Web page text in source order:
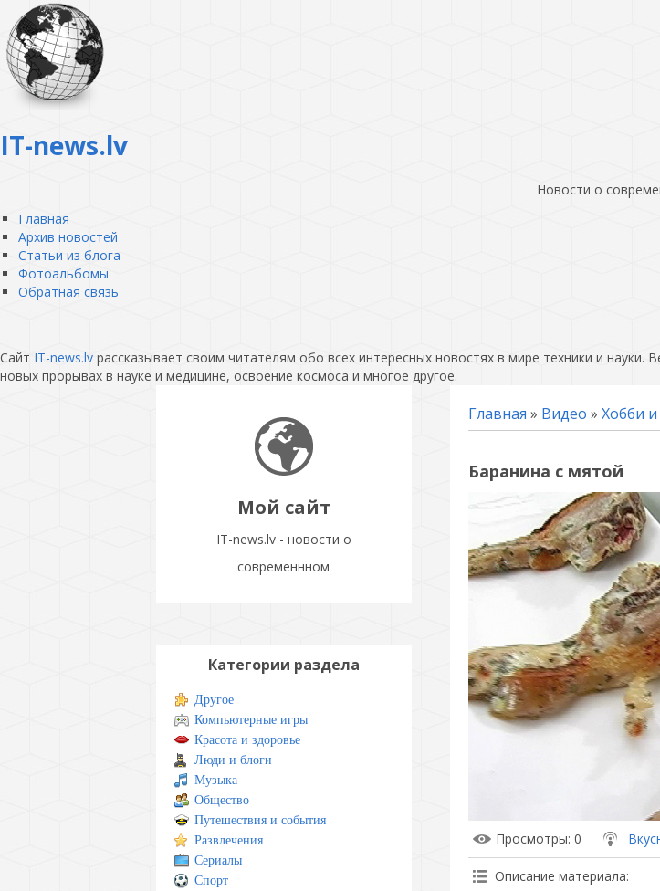
IT-news.lv
Новости о
Главная
Архив новостей
Статьи из блога
Фотоальбомы
Обратная связь
Сайт IT-news.lv рассказывает своим читателям обо всех интересных новостях в мире техники и
новых прорывах в науке и медицине, освоение космоса и многое другое.
Мой сайт
IT-news.lv - новости о
современнном
Главная » Видео » Хобби
Баранина с мятой
Просмотры: 0
Описание материала:
Категории раздела
Другое
Компьютерные игры
Красота и здоровье
Люди и блоги
Музыка
Общество
Путешествия и события
Развлечения
Сериалы
Спорт